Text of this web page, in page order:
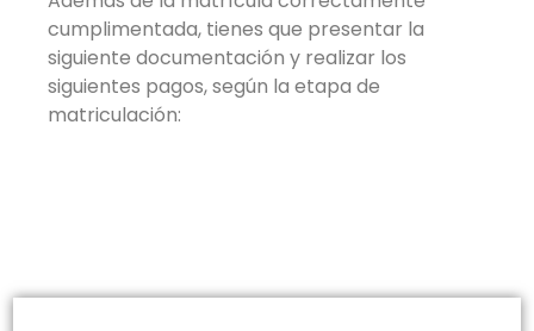
cumplimentada, tienes que presentar la
siguiente documentación y realizar los
siguientes pagos, según la etapa de
matriculación: